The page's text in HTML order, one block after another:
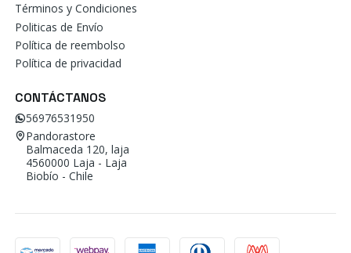
Términos y Condiciones
Politicas de Envío
Política de reembolso
Política de privacidad
CONTÁCTANOS
56976531950
Pandorastore
Balmaceda 120, laja
4560000 Laja - Laja
Biobío - Chile